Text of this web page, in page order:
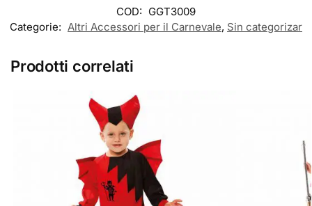
COD: GGT3009
Categorie: Altri Accessori per il Carnevale, Sin categorizar
Prodotti correlati